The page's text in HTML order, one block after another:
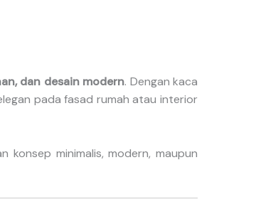
dan desain modern. Dengan kaca
pada fasad rumah atau interior
konsep minimalis, modern, maupun